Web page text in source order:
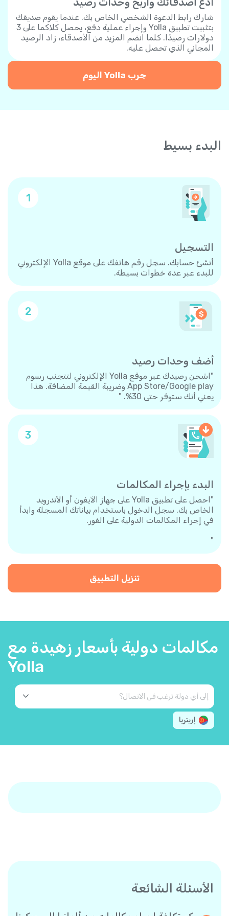
شارك رابط الدعوة الشخصي الخاص بك. عندما يقوم صديقك
بتثبيت تطبيق Yolla وإجراء عملية دفع، يحصل كلاكما على 3
دولارات رصيدًا. كلما انضم المزيد من الأصدقاء، زاد الرصيد
المجاني الذي تحصل عليه.
جرب Yolla اليوم
البدء بسيط
1
التسجيل
أنشئ حسابك. سجل رقم هاتفك على موقع Yolla الإلكتروني
للبدء عبر عدة خطوات بسيطة.
2
أضف وحدات رصيد
"اشحن رصيدك عبر موقع Yolla الإلكتروني لتتجنب رسوم
App Store/Google play وضريبة القيمة المضافة. هذا
يعني أنك ستوفر حتى 30%. "
3
البدء بإجراء المكالمات
"احصل على تطبيق Yolla على جهاز الآيفون أو الأندرويد
الخاص بك. سجل الدخول باستخدام بياناتك المسجلة وابدأ
في إجراء المكالمات الدولية على الفور.
"
تنزيل التطبيق
مكالمات دولية بأسعار زهيدة مع
Yolla
إريتريا
الأسئلة الشائعة